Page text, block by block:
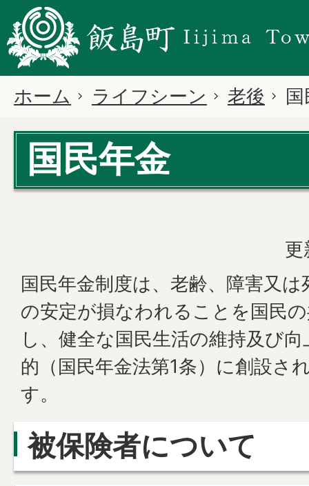
ホーム ライフシーン 老後
国民年金
更
国民年金制度は、老齢、障害又
の安定が損なわれることを国民
し、健全な国民生活の維持及び
的（国民年金法第1条）に創設さ
す。
被保険者について